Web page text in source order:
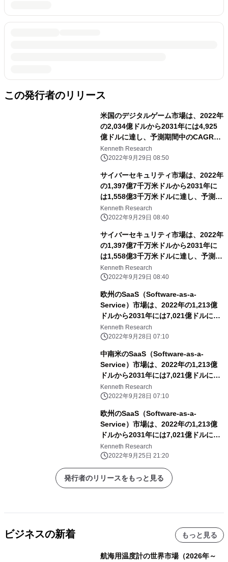
この発行者のリリース
米国のデジタルゲーム市場は、2022年
の2,034億ドルから2031年には4,925
億ドルに達し、予測期間中のCAGRは
3.4%で推移
Kenneth Research
2022年9月29日 08:50
サイバーセキュリティ市場は、2022年
の1,397億7千万米ドルから2031年に
は1,558億3千万米ドルに達し、予測期
間中のCAGRは13.4％となる
Kenneth Research
2022年9月29日 08:40
サイバーセキュリティ市場は、2022年
の1,397億7千万米ドルから2031年に
は1,558億3千万米ドルに達し、予測期
間中のCAGRは13.4％となる
Kenneth Research
2022年9月29日 08:40
欧州のSaaS（Software-as-a-
Service）市場は、2022年の1,213億
ドルから2031年には7,021億ドルに達
し、予測期間中のCAGRは18.82%に達
すると予想。
Kenneth Research
2022年9月28日 07:10
中南米のSaaS（Software-as-a-
Service）市場は、2022年の1,213億
ドルから2031年には7,021億ドルに達
し、予測期間中のCAGRは18.82%に達
すると予測。
Kenneth Research
2022年9月28日 07:10
欧州のSaaS（Software-as-a-
Service）市場は、2022年の1,213億
ドルから2031年には7,021億ドルに達
し、予測期間中のCAGRは18.82%に達
すると予想。
Kenneth Research
2022年9月25日 21:20
発行者のリリースをもっと見る
ビジネスの新着 もっと見る
航海用温度計の世界市場（2026年～